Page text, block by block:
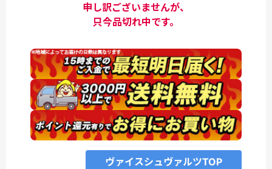
申し訳ございませんが、
只今品切れ中です。
ヴァイスシュヴァルツTOP